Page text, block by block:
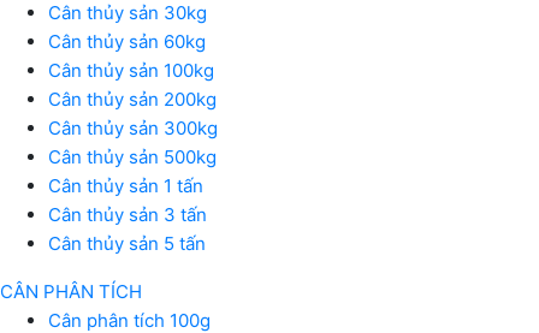
Cân thủy sản 30kg
Cân thủy sản 60kg
Cân thủy sản 100kg
Cân thủy sản 200kg
Cân thủy sản 300kg
Cân thủy sản 500kg
Cân thủy sản 1 tấn
Cân thủy sản 3 tấn
Cân thủy sản 5 tấn
CÂN PHÂN TÍCH
Cân phân tích 100g